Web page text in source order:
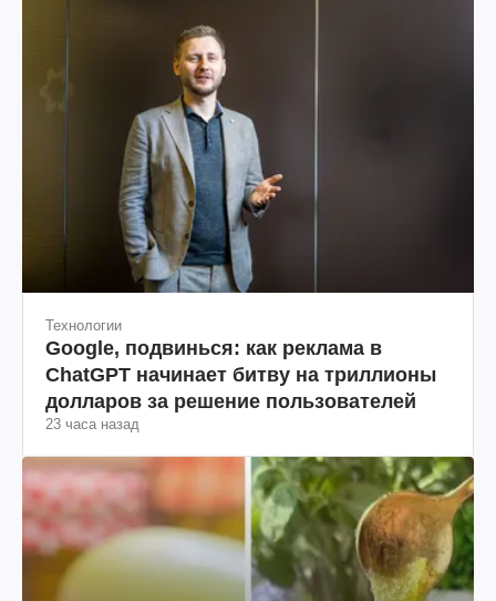
Технологии
Google, подвинься: как реклама в
ChatGPT начинает битву на триллионы
долларов за решение пользователей
23 часа назад